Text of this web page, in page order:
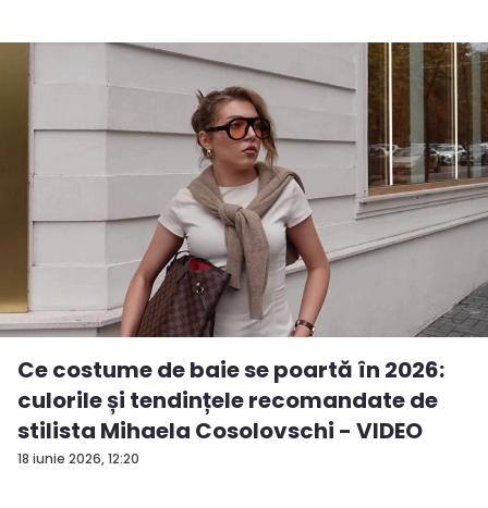
18 iunie 2026, 12:20
Ce costume de baie se poartă în 2026:
culorile și tendințele recomandate de
stilista Mihaela Cosolovschi - VIDEO